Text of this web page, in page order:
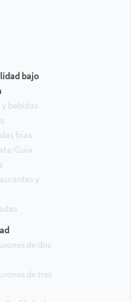
bajo
y bebidas
frías
Guía
y
de dos
de tres